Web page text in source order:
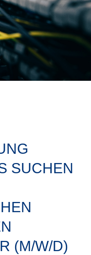
SUCHEN
(M/W/D)